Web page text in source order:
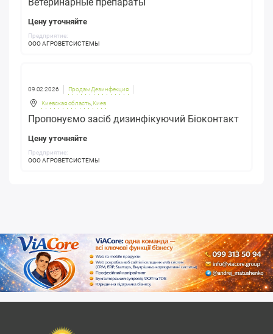
Цену уточняйте
Предприятие:
ООО АГРОВЕТСИСТЕМЫ
09.02.2026 Продам Дезинфекция
Киевская область, Киев
Пропонуємо засіб дизинфікуючий Біоконтакт
Цену уточняйте
Предприятие:
ООО АГРОВЕТСИСТЕМЫ